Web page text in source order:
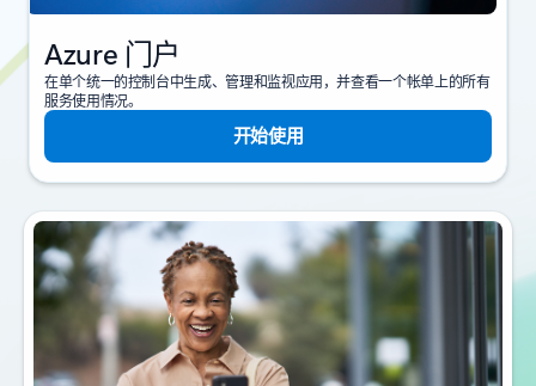
Azure 门户
在单个统一的控制台中生成、管理和监视应用，并查看一个帐单上的所有
服务使用情况。
开始使用